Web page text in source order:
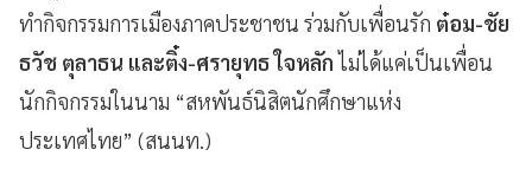
ทำกิจกรรมการเมืองภาคประชาชน ร่วมกับเพื่อนรัก ต๋อม-ชัย
ธวัช ตุลาธน และติ๋ง-ศรายุทธ ใจหลักไม่ได้แค่เป็นเพื่อน
นักกิจกรรมในนาม “สหพันธ์นิสิตนักศึกษาแห่ง
ประเทศไทย” (สนนท.)